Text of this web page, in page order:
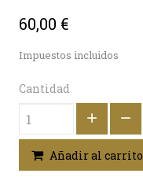
60,00 €
Impuestos incluidos
Cantidad
Añadir al carrito